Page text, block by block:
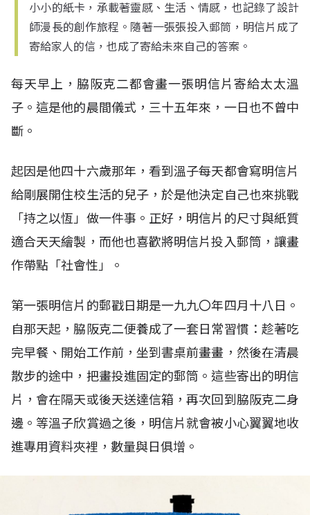
小小的紙卡，承載著靈感、生活、情感，也記錄了設計
師漫長的創作旅程。隨著一張張投入郵筒，明信片成了
寄給家人的信，也成了寄給未來自己的答案。
每天早上，脇阪克二都會畫一張明信片寄給太太溫
子。這是他的晨間儀式，三十五年來，一日也不曾中
斷。
起因是他四十六歲那年，看到溫子每天都會寫明信片
給剛展開住校生活的兒子，於是他決定自己也來挑戰
「持之以恆」做一件事。正好，明信片的尺寸與紙質
適合天天繪製，而他也喜歡將明信片投入郵筒，讓畫
作帶點「社會性」。
第一張明信片的郵戳日期是一九九〇年四月十八日。
自那天起，脇阪克二便養成了一套日常習慣：趁著吃
完早餐、開始工作前，坐到書桌前畫畫，然後在清晨
散步的途中，把畫投進固定的郵筒。這些寄出的明信
片，會在隔天或後天送達信箱，再次回到脇阪克二身
邊。等溫子欣賞過之後，明信片就會被小心翼翼地收
進專用資料夾裡，數量與日俱增。